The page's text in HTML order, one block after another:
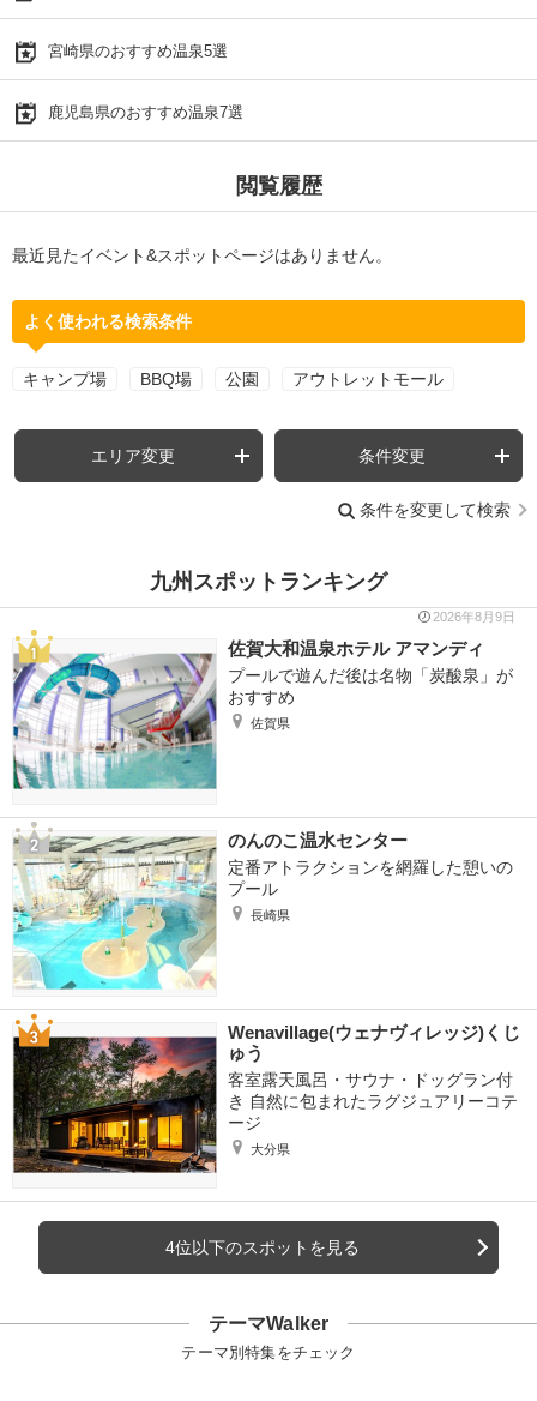
宮崎県のおすすめ温泉5選
鹿児島県のおすすめ温泉7選
閲覧履歴
最近見たイベント&スポットページはありません。
よく使われる検索条件
キャンプ場 BBQ場 公園 アウトレットモール
エリア変更 条件変更
条件を変更して検索
九州スポットランキング
2026年8月9日
佐賀大和温泉ホテル アマンディ
プールで遊んだ後は名物「炭酸泉」が
おすすめ
佐賀県
のんのこ温水センター
定番アトラクションを網羅した憩いの
プール
長崎県
Wenavillage(ウェナヴィレッジ)くじ
ゅう
客室露天風呂・サウナ・ドッグラン付
き 自然に包まれたラグジュアリーコテ
ージ
大分県
4位以下のスポットを見る
テーマWalker
テーマ別特集をチェック